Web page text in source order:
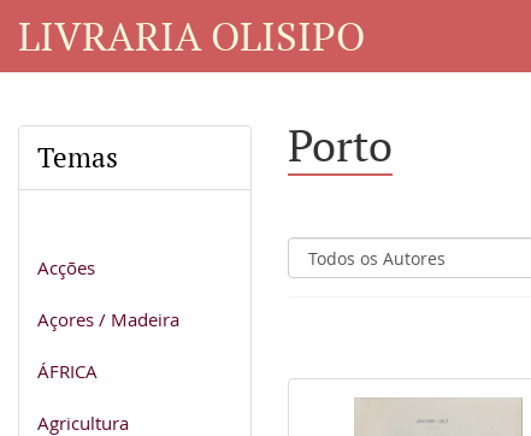
LIVRARIA OLISIPO
Temas
Acções
Açores / Madeira
ÁFRICA
Agricultura
Porto